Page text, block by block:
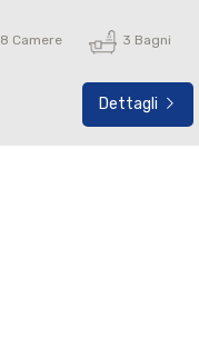
8 Camere 3 Bagni
Dettagli